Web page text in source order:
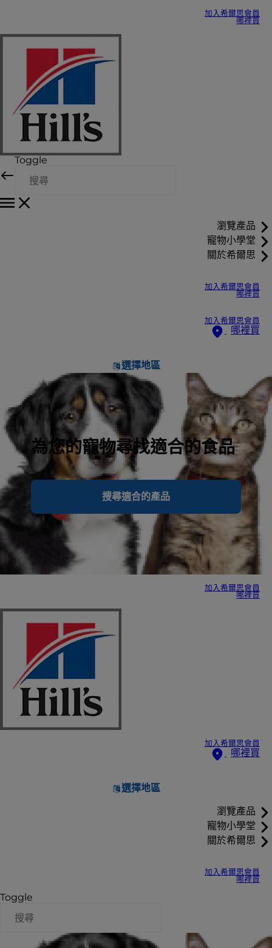
加入希爾思會員
哪裡買
Toggle
瀏覽產品
寵物小學堂
關於希爾思
加入希爾思會員
哪裡買
加入希爾思會員
哪裡買
選擇地區
為您的寵物尋找適合的食品
搜尋適合的產品
加入希爾思會員
哪裡買
加入希爾思會員
哪裡買
選擇地區
瀏覽產品
寵物小學堂
關於希爾思
加入希爾思會員
哪裡買
Toggle